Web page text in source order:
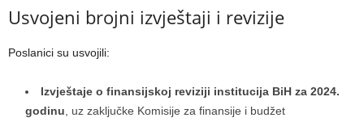
Usvojeni brojni izvještaji i revizije
Poslanici su usvojili:
Izvještaje o finansijskoj reviziji institucija BiH za 2024.
godinu , uz zaključke Komisije za finansije i budžet